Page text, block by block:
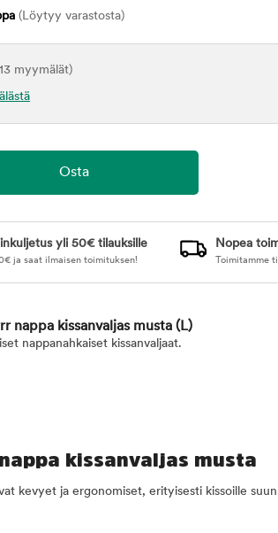
(Löytyy varastosta)
myymälät)
yli 50€ tilauksille
€ ja saat ilmaisen toimituksen!
Nopea
Toimitamme
nappa kissanvaljas musta (L)
nappanahkaiset kissanvaljaat.
kissanvaljas musta
kevyet ja ergonomiset, erityisesti kissoille